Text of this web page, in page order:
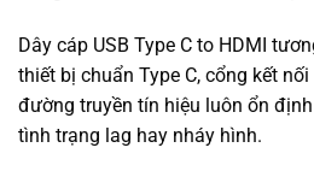
Dây cáp USB Type C to HDMI
thiết bị chuẩn Type C, cổng kết
đường truyền tín hiệu luôn ổn
tình trạng lag hay nháy hình.